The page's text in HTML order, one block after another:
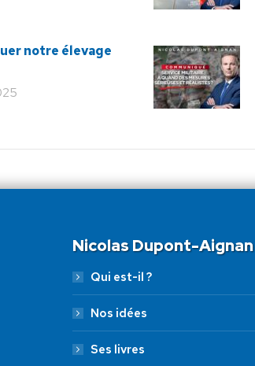
notre élevage
Nicolas Dupont-Aignan
Qui est-il ?
Nos idées
Ses livres